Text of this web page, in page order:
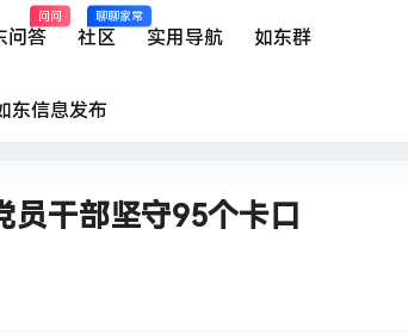
问答
问问
社区
聊聊家常
实用导航 如东群
东信息发布
员干部坚守95个卡口